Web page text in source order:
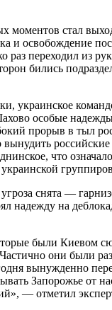
моментов стал
и освобождение
раз переходил из
бились
украинское
особые
прорыв в тыл
российские
что
угроза снята —
надежду на
были Киевом
они были
вынужденно
Запорожье от
— отметил